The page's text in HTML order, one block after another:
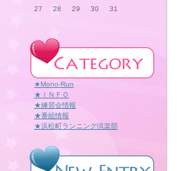
27
28 29 30 31
★Mono-Run
★ＩＮＦＯ
★練習会情報
★番組情報
★浜松町ランニング倶楽部